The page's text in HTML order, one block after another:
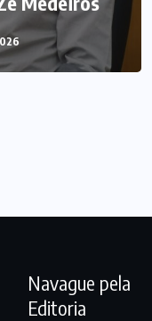
Navague pela
Editoria